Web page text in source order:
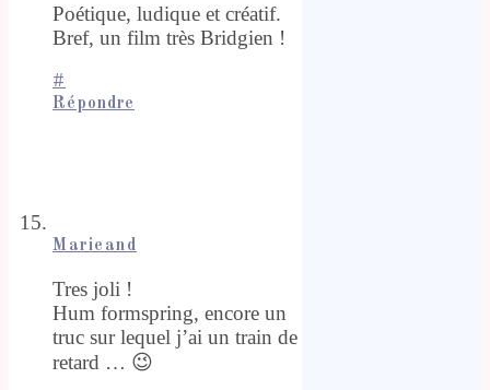
Poétique, ludique et créatif.
Bref, un film très Bridgien !
#
Répondre
Marieand
Tres joli !
Hum formspring, encore un
truc sur lequel j’ai un train de
retard … 😉